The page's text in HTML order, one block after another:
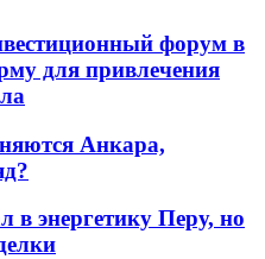
форум в
для привлечения
Анкара,
в энергетику Перу, но